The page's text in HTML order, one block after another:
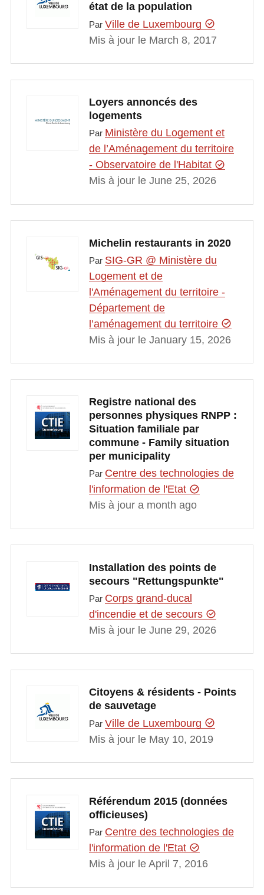
état de la population
Par Ville de Luxembourg
Mis à jour le March 8, 2017
Loyers annoncés des
logements
Par Ministère du Logement et
de l’Aménagement du territoire
- Observatoire de l'Habitat
Mis à jour le June 25, 2026
Michelin restaurants in 2020
Par SIG-GR @ Ministère du
Logement et de
l'Aménagement du territoire -
Département de
l’aménagement du territoire
Mis à jour le January 15, 2026
Registre national des
personnes physiques RNPP :
Situation familiale par
commune - Family situation
per municipality
Par Centre des technologies de
l'information de l'Etat
Mis à jour a month ago
Installation des points de
secours "Rettungspunkte"
Par Corps grand-ducal
d'incendie et de secours
Mis à jour le June 29, 2026
Citoyens & résidents - Points
de sauvetage
Par Ville de Luxembourg
Mis à jour le May 10, 2019
Référendum 2015 (données
officieuses)
Par Centre des technologies de
l'information de l'Etat
Mis à jour le April 7, 2016